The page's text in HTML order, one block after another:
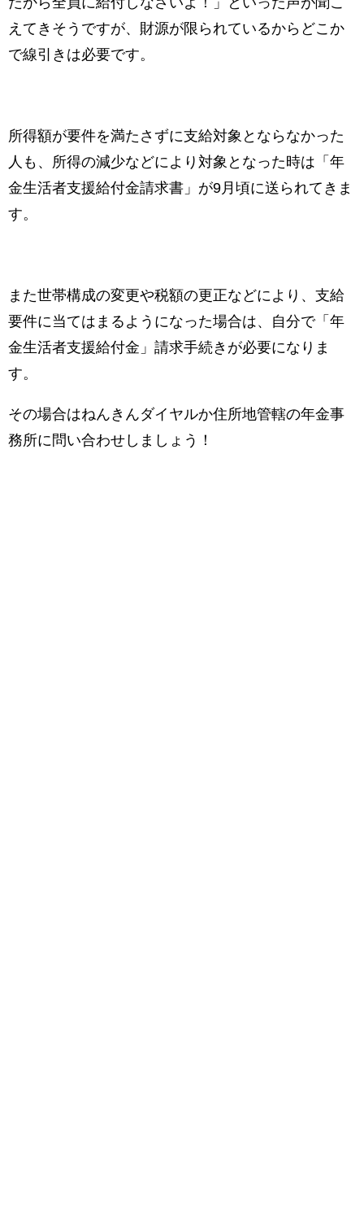
えてきそうですが、財源が限られているからどこか
で線引きは必要です。
所得額が要件を満たさずに支給対象とならなかった
人も、所得の減少などにより対象となった時は「年
金生活者支援給付金請求書」が9月頃に送られてきま
す。
また世帯構成の変更や税額の更正などにより、支給
要件に当てはまるようになった場合は、自分で「年
金生活者支援給付金」請求手続きが必要になりま
す。
その場合はねんきんダイヤルか住所地管轄の年金事
務所に問い合わせしましょう！